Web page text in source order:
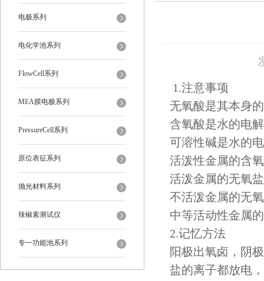
电极系列
电化学池系列
FlowCell系列
MEA膜电极系列
PressureCell系列
原位表征系列
抛光材料系列
辣椒素测试仪
专一功能池系列
1.注意事项
无氧酸是其本身
含氧酸是水的电解
可溶性碱是水的
活泼性金属的含
活泼金属的无氧
不活泼金属的无
中等活动性金属
2.记忆方法
阳极出氧卤，阴
盐的离子都放电